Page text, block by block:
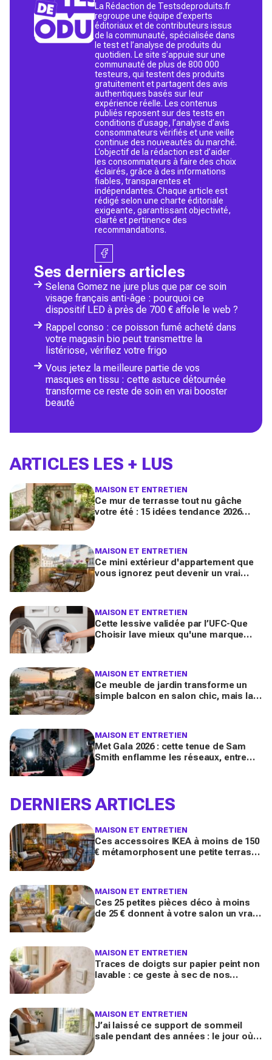
La Rédaction de Testsdeproduits.fr
regroupe une équipe d’experts
éditoriaux et de contributeurs issus
de la communauté, spécialisée dans
le test et l’analyse de produits du
quotidien. Le site s’appuie sur une
communauté de plus de 800 000
testeurs, qui testent des produits
gratuitement et partagent des avis
authentiques basés sur leur
expérience réelle. Les contenus
publiés reposent sur des tests en
conditions d’usage, l’analyse d’avis
consommateurs vérifiés et une veille
continue des nouveautés du marché.
L’objectif de la rédaction est d’aider
les consommateurs à faire des choix
éclairés, grâce à des informations
fiables, transparentes et
indépendantes. Chaque article est
rédigé selon une charte éditoriale
exigeante, garantissant objectivité,
clarté et pertinence des
recommandations.
Ses derniers articles
Selena Gomez ne jure plus que par ce soin
visage français anti-âge : pourquoi ce
dispositif LED à près de 700 € affole le web ?
Rappel conso : ce poisson fumé acheté dans
votre magasin bio peut transmettre la
listériose, vérifiez votre frigo
Vous jetez la meilleure partie de vos
masques en tissu : cette astuce détournée
transforme ce reste de soin en vrai booster
beauté
ARTICLES LES + LUS
MAISON ET ENTRETIEN
Ce mur de terrasse tout nu gâche
votre été : 15 idées tendance 2026
MAISON ET ENTRETIEN
Ce mini extérieur d'appartement que
vous ignorez peut devenir un vrai
MAISON ET ENTRETIEN
Cette lessive validée par l’UFC-Que
Choisir lave mieux qu'une marque
MAISON ET ENTRETIEN
Ce meuble de jardin transforme un
simple balcon en salon chic, mais la
MAISON ET ENTRETIEN
Met Gala 2026 : cette tenue de Sam
Smith enflamme les réseaux, entre
DERNIERS ARTICLES
MAISON ET ENTRETIEN
Ces accessoires IKEA à moins de 150
€ métamorphosent une petite terrasse
MAISON ET ENTRETIEN
Ces 25 petites pièces déco à moins
de 25 € donnent à votre salon un vrai
MAISON ET ENTRETIEN
Traces de doigts sur papier peint non
lavable : ce geste à sec de nos
MAISON ET ENTRETIEN
J’ai laissé ce support de sommeil
sale pendant des années : le jour où